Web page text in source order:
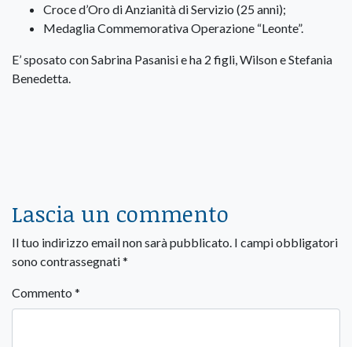
Croce d’Oro di Anzianità di Servizio (25 anni);
Medaglia Commemorativa Operazione “Leonte”.
E’ sposato con Sabrina Pasanisi e ha 2 figli, Wilson e Stefania
Benedetta.
Lascia un commento
Il tuo indirizzo email non sarà pubblicato. I campi obbligatori
sono contrassegnati*
Commento *